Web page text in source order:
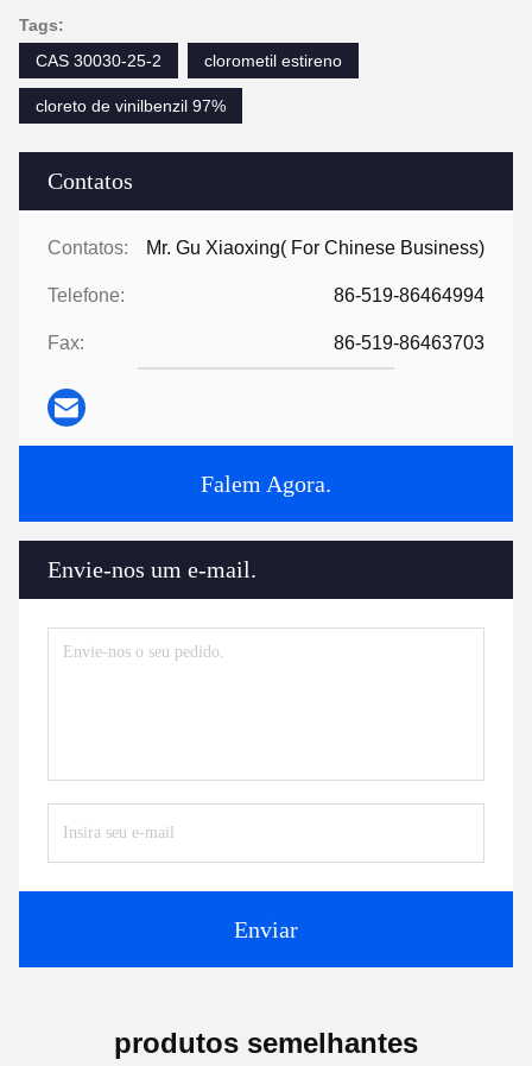
Contatos
Contatos: Mr. Gu Xiaoxing( For Chinese Business)
Telefone: 86-519-86464994
Fax: 86-519-86463703
Falem Agora.
Envie-nos um e-mail.
Enviar
Tags:
CAS 30030-25-2
clorometil estireno
cloreto de vinilbenzil 97%
produtos semelhantes